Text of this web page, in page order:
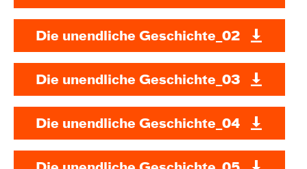
Die unendliche Geschichte_02
Die unendliche Geschichte_03
Die unendliche Geschichte_04